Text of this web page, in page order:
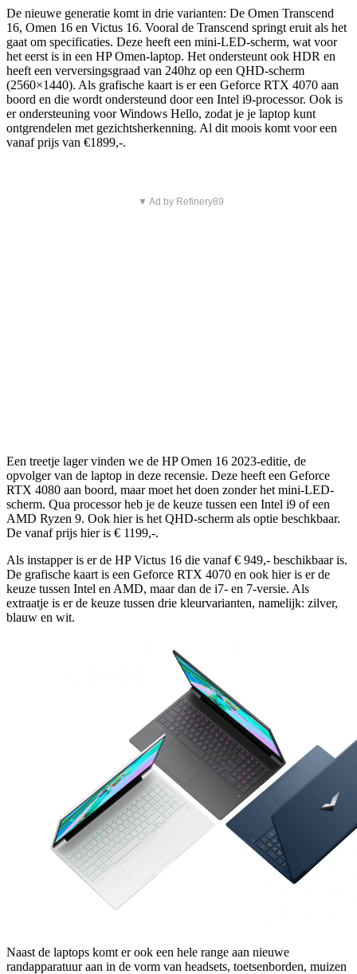
De nieuwe generatie komt in drie varianten: De Omen Transcend
16, Omen 16 en Victus 16. Vooral de Transcend springt eruit als het
gaat om specificaties. Deze heeft een mini-LED-scherm, wat voor
het eerst is in een HP Omen-laptop. Het ondersteunt ook HDR en
heeft een verversingsgraad van 240hz op een QHD-scherm
(2560×1440). Als grafische kaart is er een Geforce RTX 4070 aan
boord en die wordt ondersteund door een Intel i9-processor. Ook is
er ondersteuning voor Windows Hello, zodat je je laptop kunt
ontgrendelen met gezichtsherkenning. Al dit moois komt voor een
vanaf prijs van €1899,-.
▼ Ad by Refinery89
Een treetje lager vinden we de HP Omen 16 2023-editie, de
opvolger van de laptop in deze recensie. Deze heeft een Geforce
RTX 4080 aan boord, maar moet het doen zonder het mini-LED-
scherm. Qua processor heb je de keuze tussen een Intel i9 of een
AMD Ryzen 9. Ook hier is het QHD-scherm als optie beschkbaar.
De vanaf prijs hier is € 1199,-.
Als instapper is er de HP Victus 16 die vanaf € 949,- beschikbaar is.
De grafische kaart is een Geforce RTX 4070 en ook hier is er de
keuze tussen Intel en AMD, maar dan de i7- en 7-versie. Als
extraatje is er de keuze tussen drie kleurvarianten, namelijk: zilver,
blauw en wit.
Naast de laptops komt er ook een hele range aan nieuwe
randapparatuur aan in de vorm van headsets, toetsenborden, muizen